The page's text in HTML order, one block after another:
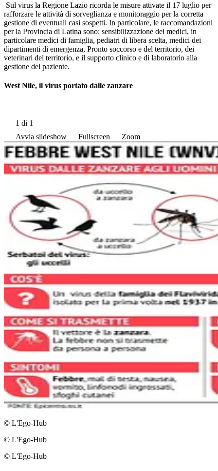
Sul virus la Regione Lazio ricorda le misure attivate il 17 luglio per
rafforzare le attività di sorveglianza e monitoraggio per la corretta
gestione di eventuali casi sospetti. In particolare, le raccomandazioni
per la Provincia di Latina sono: sensibilizzazione dei medici, in
particolare medici di famiglia, pediatri di libera scelta, medici dei
dipartimenti di emergenza, Pronto soccorso e del territorio, dei
veterinari del territorio, e il supporto clinico e di laboratorio alla
gestione del paziente.
West Nile, il virus portato dalle zanzare
1 di 1
Avvia slideshow
Fullscreen Zoom
© L'Ego-Hub
© L'Ego-Hub
© L'Ego-Hub